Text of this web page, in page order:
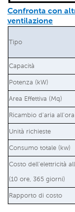
Confronta con
ventilazione
Tipo
Capacità
Potenza (kW)
Area Effettiva (Mq)
Ricambio d'aria all'ora
Unità richieste
Consumo totale (kw)
Costo dell'elettricità
(10 ore, 365 giorni)
Rapporto di costo